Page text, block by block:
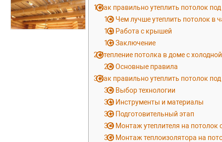
1Как правильно утеплить потолок
1.1 Чем лучше утеплить потолок в
1.2 Работа с крышей
1.3Заключение
2Утепление потолка в доме с
2.1Основные правила
3Как правильно утеплить потолок
3.1 Выбор технологии
3.2 Инструменты и материалы
3.3 Подготовительный этап
3.4 Монтаж утеплителя на
3.5 Монтаж теплоизолятора на